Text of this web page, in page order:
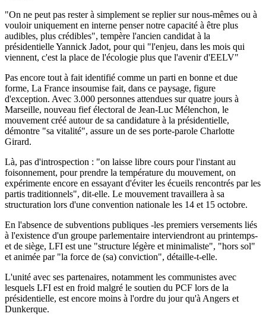
"On ne peut pas rester à simplement se replier sur nous-mêmes ou à
vouloir uniquement en interne penser notre capacité à être plus
audibles, plus crédibles", tempère l'ancien candidat à la
présidentielle Yannick Jadot, pour qui "l'enjeu, dans les mois qui
viennent, c'est la place de l'écologie plus que l'avenir d'EELV"
Pas encore tout à fait identifié comme un parti en bonne et due
forme, La France insoumise fait, dans ce paysage, figure
d'exception. Avec 3.000 personnes attendues sur quatre jours à
Marseille, nouveau fief électoral de Jean-Luc Mélenchon, le
mouvement créé autour de sa candidature à la présidentielle,
démontre "sa vitalité", assure un de ses porte-parole Charlotte
Girard.
Là, pas d'introspection : "on laisse libre cours pour l'instant au
foisonnement, pour prendre la température du mouvement, on
expérimente encore en essayant d'éviter les écueils rencontrés par les
partis traditionnels", dit-elle. Le mouvement travaillera à sa
structuration lors d'une convention nationale les 14 et 15 octobre.
En l'absence de subventions publiques -les premiers versements liés
à l'existence d'un groupe parlementaire interviendront au printemps-
et de siège, LFI est une "structure légère et minimaliste", "hors sol"
et animée par "la force de (sa) conviction", détaille-t-elle.
L'unité avec ses partenaires, notamment les communistes avec
lesquels LFI est en froid malgré le soutien du PCF lors de la
présidentielle, est encore moins à l'ordre du jour qu'à Angers et
Dunkerque.